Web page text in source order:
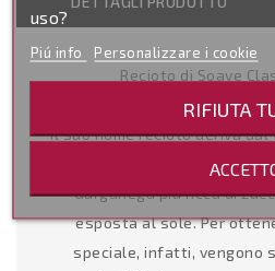
Recioto di Soave
Divino
Il suo nome recioto deriva
in altre parole la parte alta
Garganega più ricca di
esposta al sole. Per
speciale, infatti, vengono
uso?
Piú info Personalizzare i cookie
RIFIUTA